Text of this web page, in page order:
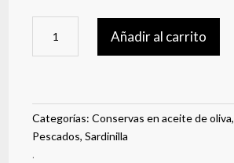
aceite
270
g
Añadir al carrito
Categorías:Conservas en aceite de oliva,
Pescados,Sardinilla
.